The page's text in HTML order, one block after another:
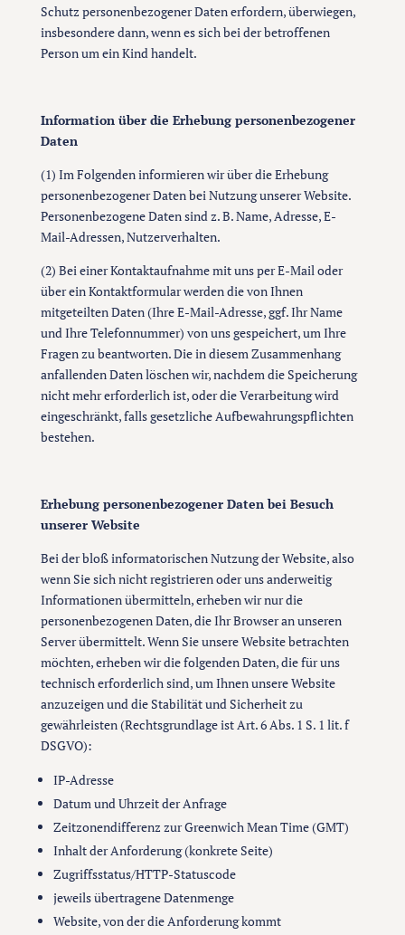
Schutz personenbezogener Daten erfordern, überwiegen,
insbesondere dann, wenn es sich bei der betroffenen
Person um ein Kind handelt.
Information über die Erhebung personenbezogener
Daten
(1) Im Folgenden informieren wir über die Erhebung
personenbezogener Daten bei Nutzung unserer Website.
Personenbezogene Daten sind z. B. Name, Adresse, E-
Mail-Adressen, Nutzerverhalten.
(2) Bei einer Kontaktaufnahme mit uns per E-Mail oder
über ein Kontaktformular werden die von Ihnen
mitgeteilten Daten (Ihre E-Mail-Adresse, ggf. Ihr Name
und Ihre Telefonnummer) von uns gespeichert, um Ihre
Fragen zu beantworten. Die in diesem Zusammenhang
anfallenden Daten löschen wir, nachdem die Speicherung
nicht mehr erforderlich ist, oder die Verarbeitung wird
eingeschränkt, falls gesetzliche Aufbewahrungspflichten
bestehen.
Erhebung personenbezogener Daten bei Besuch
unserer Website
Bei der bloß informatorischen Nutzung der Website, also
wenn Sie sich nicht registrieren oder uns anderweitig
Informationen übermitteln, erheben wir nur die
personenbezogenen Daten, die Ihr Browser an unseren
Server übermittelt. Wenn Sie unsere Website betrachten
möchten, erheben wir die folgenden Daten, die für uns
technisch erforderlich sind, um Ihnen unsere Website
anzuzeigen und die Stabilität und Sicherheit zu
gewährleisten (Rechtsgrundlage ist Art. 6 Abs. 1 S. 1 lit. f
DSGVO):
IP-Adresse
Datum und Uhrzeit der Anfrage
Zeitzonendifferenz zur Greenwich Mean Time (GMT)
Inhalt der Anforderung (konkrete Seite)
Zugriffsstatus/HTTP-Statuscode
jeweils übertragene Datenmenge
Website, von der die Anforderung kommt